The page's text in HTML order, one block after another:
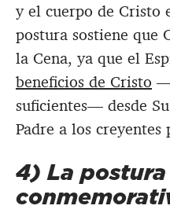
y el cuerpo de Cristo
postura sostiene que
la Cena, ya que el
beneficios de Cristo
suficientes— desde
Padre a los creyentes
4) La